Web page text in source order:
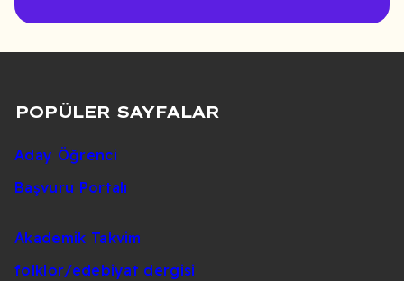
POPÜLER SAYFALAR
Aday Öğrenci
Başvuru Portalı
Akademik Takvim
folklor/edebiyat dergisi